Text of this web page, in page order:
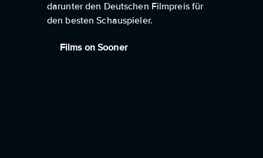
darunter den Deutschen Filmpreis für
den besten Schauspieler.
Films on Sooner